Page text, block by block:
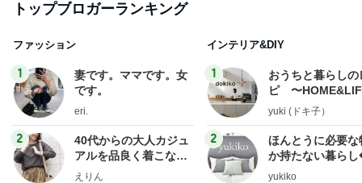
トップブロガーランキング
ファッション
1
妻です。ママです。女
です。
eri.
2
40代からの大人カジュ
アルを品良く着こなす
ファッションブログ
えりん
インテリア&DIY
1
おうちと暮らしの
ピ 〜
yuki (ドキ子）
2
ほんとうに必要な
か持たない暮ら
ep Life Simple◆
yukiko